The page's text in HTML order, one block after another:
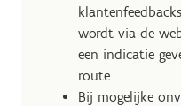
wordt via de
een indicatie
route.
Bij mogelijke